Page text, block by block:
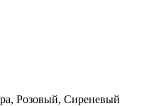
Розовый, Сиреневый